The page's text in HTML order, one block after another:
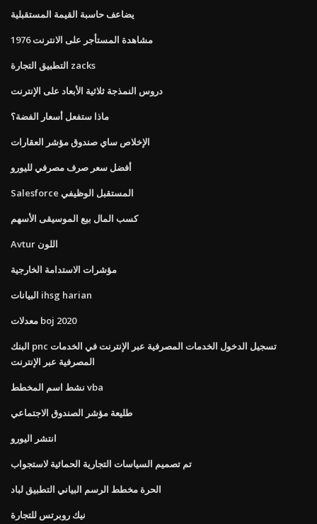
يضاعف حاسبة القيمة المستقبلية
مشاهدة المستأجر على الانترنت 1976
التطبيق التجارة zacks
دروس النمذجة ثلاثية الأبعاد على الإنترنت
ماذا ستفعل أسعار الفضة؟
الإخلاص ساي صندوق مؤشر العقارات
أفضل سعر صرف مصرفي لليورو
Salesforce المستقبل الوظيفي
كسب المال بيع الموسيقى الأسهم
Avtur اللون
مؤشرات الاستدامة الخارجية
البيانات ihsg harian
معدلات boj 2020
البنك pnc تسجيل الدخول الخدمات المصرفية عبر الإنترنت في الخدمات
المصرفية عبر الإنترنت
نشط اسم المخطط vba
طليعة مؤشر الصندوق الاجتماعي
انتشر اليورو
تم تصميم السياسات التجارية الحمائية لاستجواب
الحرة مخطط الرسم البياني التطبيق لباد
نيك روبرتس للتجارة